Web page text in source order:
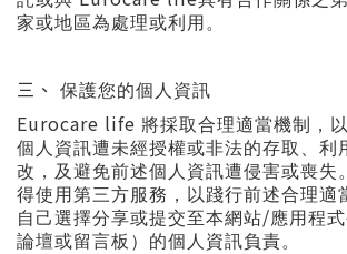
家或地區為處理或利用。
三 、 保護您的個人資訊
Eurocare life 將採取合理適當機制，
個人資訊遭未經授權或非法的存取、利
改，及避免前述個人資訊遭侵害或喪失。
得使用第三方服務，以踐行前述合理適
自己選擇分享或提交至本網站/應用程
論壇或留言板）的個人資訊負責。